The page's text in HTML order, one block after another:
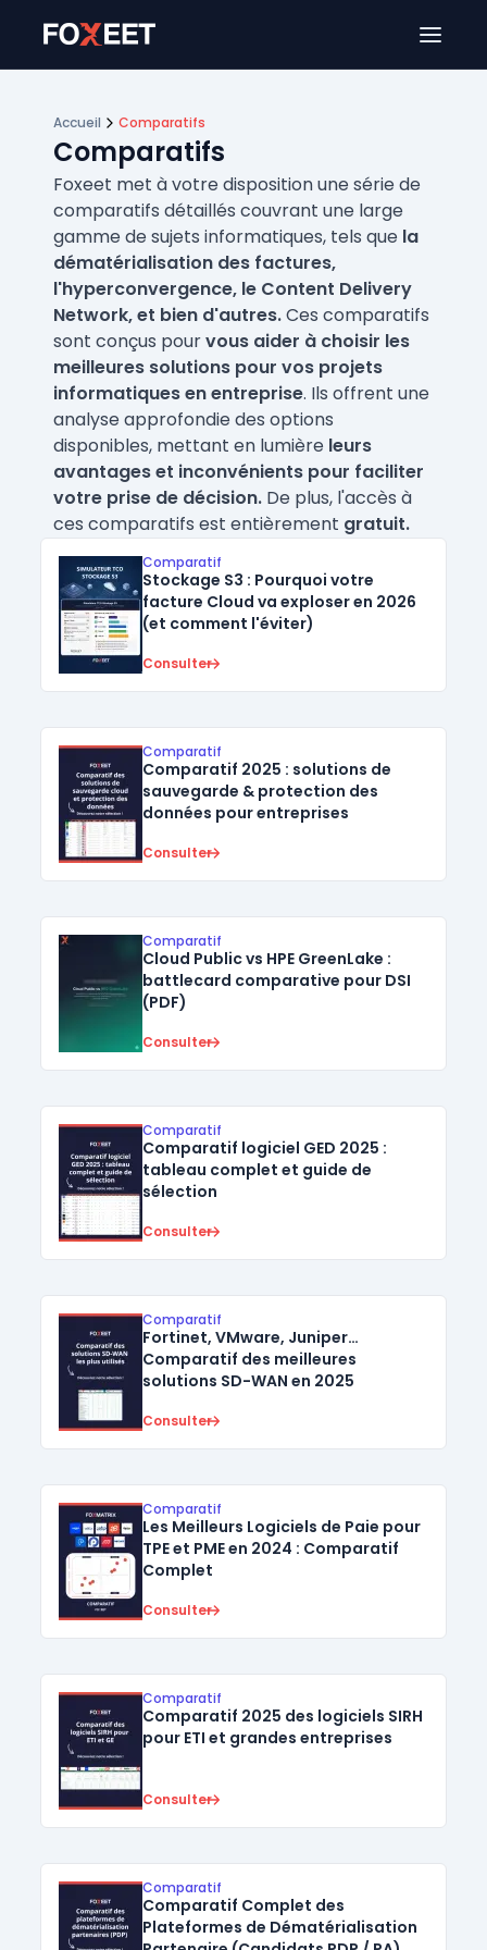
Accueil Comparatifs
Comparatifs
Foxeet met à votre disposition une série de
comparatifs détaillés couvrant une large
gamme de sujets informatiques, tels quela
dématérialisation des factures,
l'hyperconvergence, le Content Delivery
Network, et bien d'autres.Ces comparatifs
sont conçus pourvous aider à choisir les
meilleures solutions pour vos projets
informatiques en entreprise. Ils offrent une
analyse approfondie des options
disponibles, mettant en lumièreleurs
avantages et inconvénients pour faciliter
votre prise de décision. De plus, l'accès à
ces comparatifs est entièrement gratuit.
Comparatif
Stockage S3 : Pourquoi votre
facture Cloud va exploser en 2026
(et comment l'éviter)
Consulter
Comparatif
Comparatif 2025 : solutions de
sauvegarde & protection des
données pour entreprises
Consulter
Comparatif
Cloud Public vs HPE GreenLake :
battlecard comparative pour DSI
(PDF)
Consulter
Comparatif
Comparatif logiciel GED 2025 :
tableau complet et guide de
sélection
Consulter
Comparatif
Fortinet, VMware, Juniper…
Comparatif des meilleures
solutions SD-WAN en 2025
Consulter
Comparatif
Les Meilleurs Logiciels de Paie pour
TPE et PME en 2024 : Comparatif
Complet
Consulter
Comparatif
Comparatif 2025 des logiciels SIRH
pour ETI et grandes entreprises
Consulter
Comparatif
Comparatif Complet des
Plateformes de Dématérialisation